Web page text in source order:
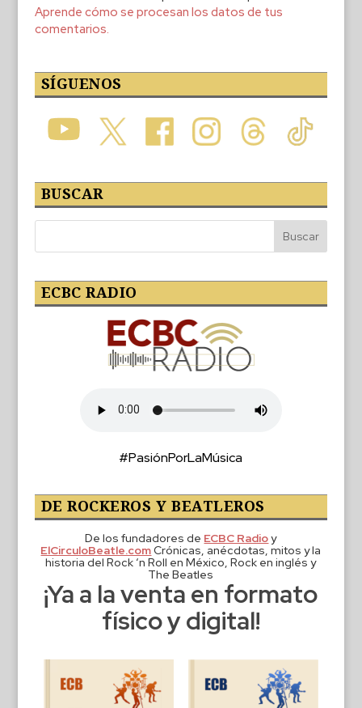
Aprende cómo se procesan los datos de tus
comentarios.
SÍGUENOS
BUSCAR
ECBC RADIO
#PasiónPorLaMúsica
DE ROCKEROS Y BEATLEROS
De los fundadores de ECBC Radioy
ElCirculoBeatle.comCrónicas, anécdotas, mitos y la
historia del Rock ‘n Roll en México, Rock en inglés y
The Beatles
¡Ya a la venta en formato
físico y digital!